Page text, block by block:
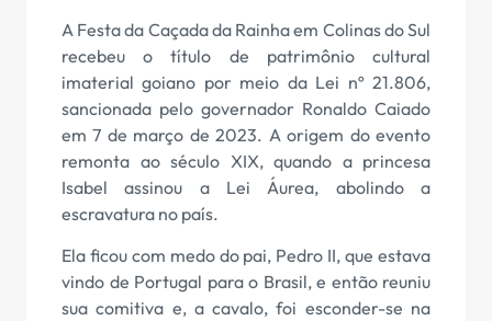
A Festa da Caçada da Rainha em Colinas do Sul
recebeu o título de patrimônio cultural
imaterial goiano por meio da Lei nº 21.806,
sancionada pelo governador Ronaldo Caiado
em 7 de março de 2023. A origem do evento
remonta ao século XIX, quando a princesa
Isabel assinou a Lei Áurea, abolindo a
escravatura no país.
Ela ficou com medo do pai, Pedro II, que estava
vindo de Portugal para o Brasil, e então reuniu
sua comitiva e, a cavalo, foi esconder-se na